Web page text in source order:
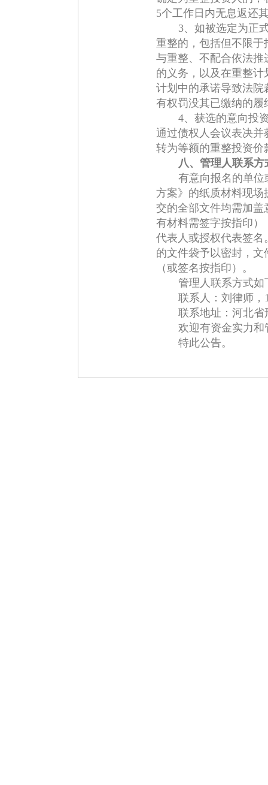
5个工作日内无息返还
3、如被选定为正
重整的，包括但不限
与重整、不配合依法
的义务，以及在重整
计划中的承诺导致法
有权罚没其已缴纳的履
4、获选的意向投
通过债权人会议表决
转为等额的重整投资价
八、管理人联系方
有意向报名的单
方案》的纸质材料现
交的全部文件均需加
有材料需签字按指印
代表人或授权代表签
的文件袋予以密封，
（或签名按指印）。
管理人联系方式如
联系人：刘律师，
联系地址：河北省
欢迎有资金实力
特此公告。